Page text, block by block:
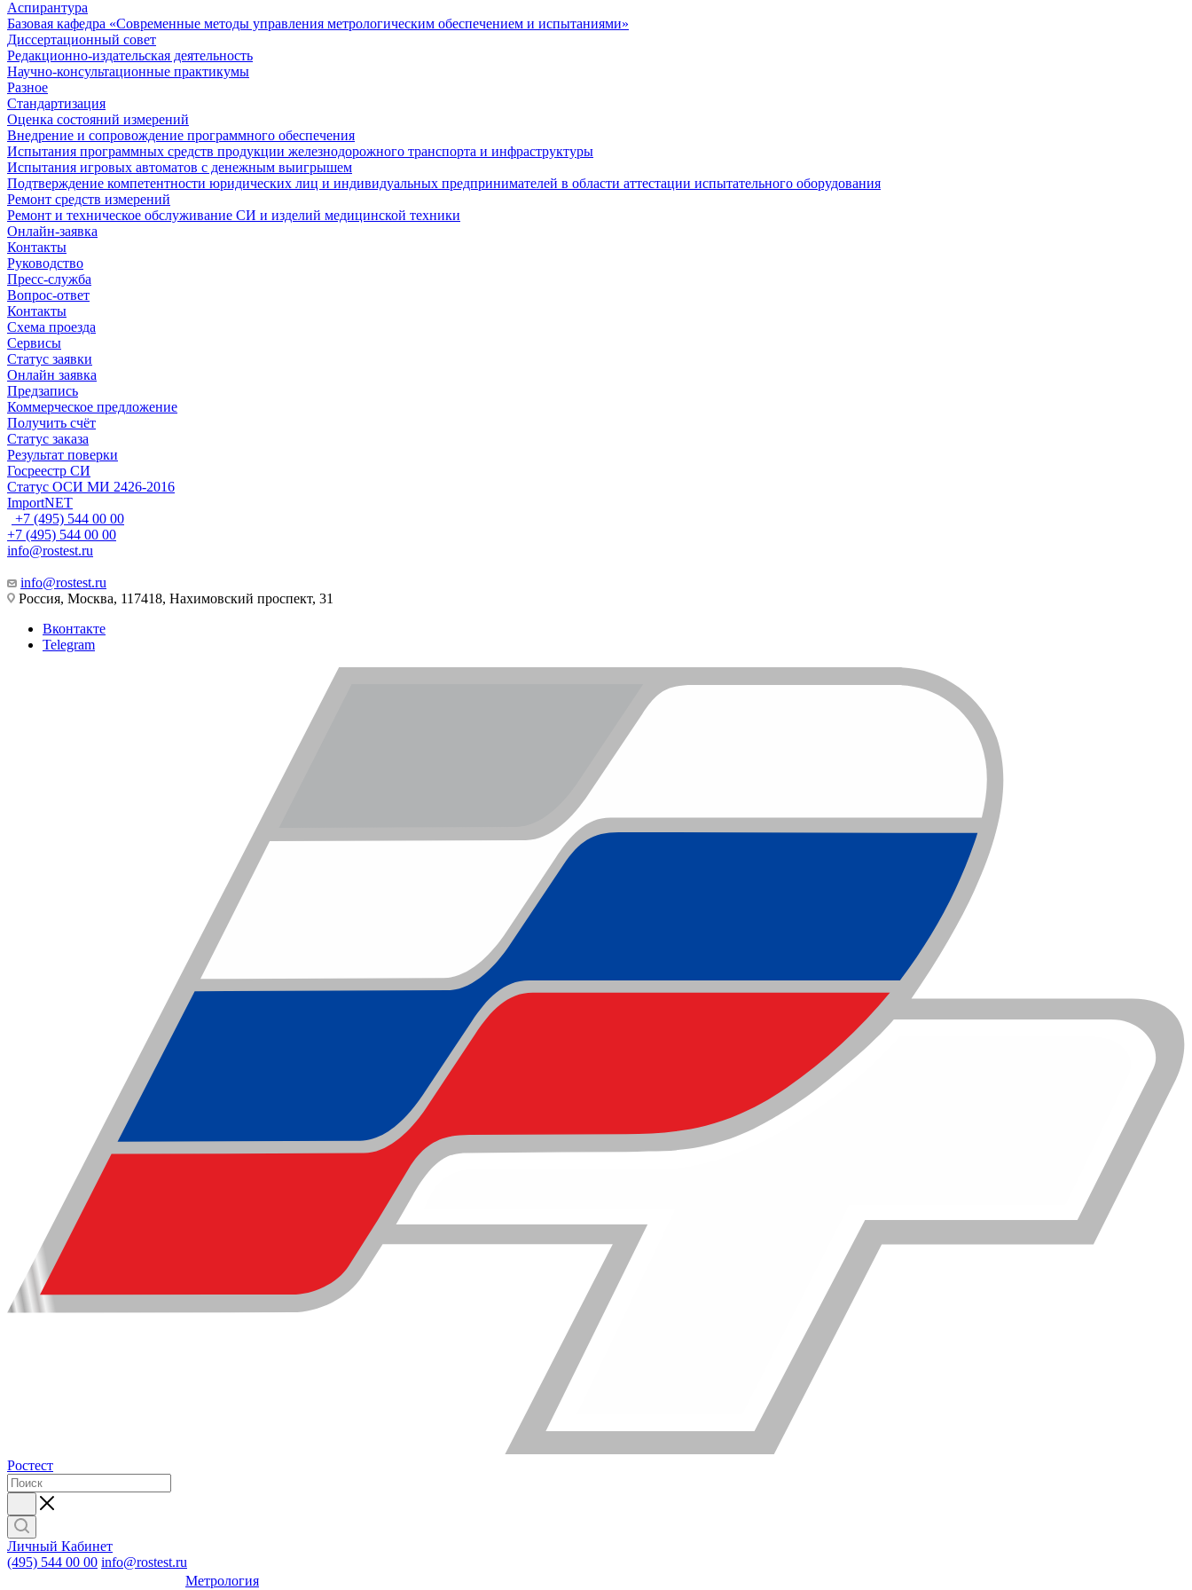
Аспирантура
Базовая кафедра «Современные методы управления метрологическим обеспечением и испытаниями»
Диссертационный совет
Редакционно-издательская деятельность
Научно-консультационные практикумы
Разное
Стандартизация
Оценка состояний измерений
Внедрение и сопровождение программного обеспечения
Испытания программных средств продукции железнодорожного транспорта и инфраструктуры
Испытания игровых автоматов с денежным выигрышем
Подтверждение компетентности юридических лиц и индивидуальных предпринимателей в области аттестации испытательного оборудования
Ремонт средств измерений
Ремонт и техническое обслуживание СИ и изделий медицинской техники
Онлайн-заявка
Контакты
Руководство
Пресс-служба
Вопрос-ответ
Контакты
Схема проезда
Сервисы
Статус заявки
Онлайн заявка
Предзапись
Коммерческое предложение
Получить счёт
Статус заказа
Результат поверки
Госреестр СИ
Статус ОСИ МИ 2426-2016
ImportNET
+7 (495) 544 00 00
+7 (495) 544 00 00
info@rostest.ru
info@rostest.ru
Россия, Москва, 117418, Нахимовский проспект, 31
Вконтакте
Telegram
Ростест
Личный Кабинет
(495) 544 00 00 info@rostest.ru
Метрология